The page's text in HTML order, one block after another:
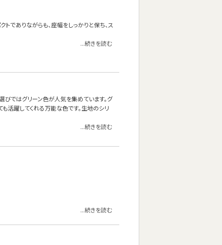
でありながらも、座幅をしっかりと保ち、ス
...続きを読む
びではグリーン色が人気を集めています。グ
活躍してくれる万能な色です。生地のシリ
...続きを読む
...続きを読む